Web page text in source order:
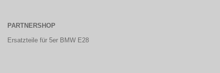
PARTNERSHOP
Ersatzteile für 5er BMW E28